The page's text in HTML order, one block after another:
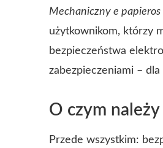
Mechaniczny e papieros
użytkownikom, którzy
bezpieczeństwa
zabezpieczeniami –
O czym
Przede wszystkim: